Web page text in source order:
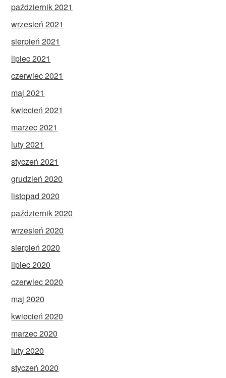
październik 2021
wrzesień 2021
sierpień 2021
lipiec 2021
czerwiec 2021
maj 2021
kwiecień 2021
marzec 2021
luty 2021
styczeń 2021
grudzień 2020
listopad 2020
październik 2020
wrzesień 2020
sierpień 2020
lipiec 2020
czerwiec 2020
maj 2020
kwiecień 2020
marzec 2020
luty 2020
styczeń 2020